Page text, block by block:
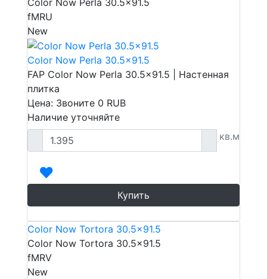
fMRU
New
Color Now Perla 30.5x91.5
FAP Color Now Perla 30.5x91.5 | Настенная
плитка
Цена: Звоните 0 RUB
Наличие уточняйте
кв.м
Купить
Color Now Tortora 30.5x91.5
Color Now Tortora 30.5x91.5
fMRV
New